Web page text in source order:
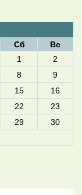
Сб
Вс
1
2
8
9
15
16
22
23
29
30